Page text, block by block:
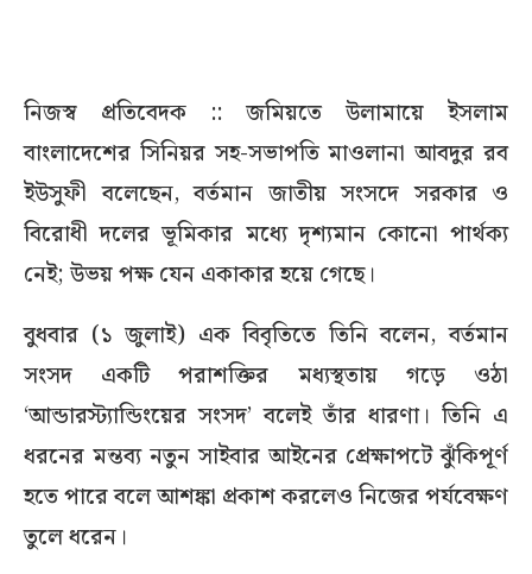
নিজস্ব প্রতিবেদক :: জমিয়তে উলামায়ে ইসলাম
বাংলাদেশের সিনিয়র সহ-সভাপতি মাওলানা আবদুর রব
ইউসুফী বলেছেন, বর্তমান জাতীয় সংসদে সরকার ও
বিরোধী দলের ভূমিকার মধ্যে দৃশ্যমান কোনো পার্থক্য
নেই; উভয় পক্ষ যেন একাকার হয়ে গেছে।
বুধবার (১ জুলাই) এক বিবৃতিতে তিনি বলেন, বর্তমান
সংসদ একটি পরাশক্তির মধ্যস্থতায় গড়ে ওঠা
‘আন্ডারস্ট্যান্ডিংয়ের সংসদ’ বলেই তাঁর ধারণা। তিনি এ
ধরনের মন্তব্য নতুন সাইবার আইনের প্রেক্ষাপটে ঝুঁকিপূর্ণ
হতে পারে বলে আশঙ্কা প্রকাশ করলেও নিজের পর্যবেক্ষণ
তুলে ধরেন।